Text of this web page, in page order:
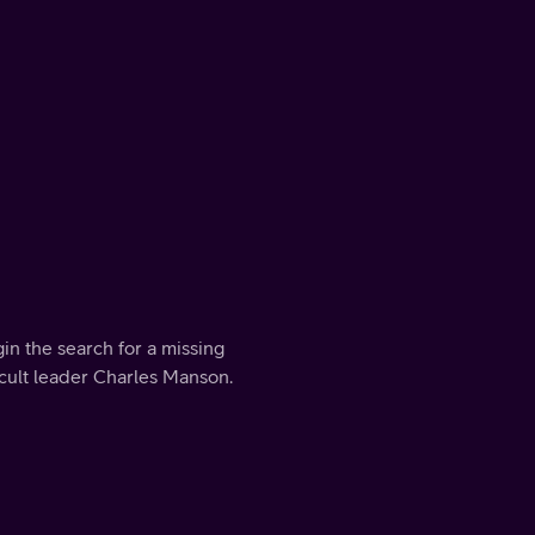
the search for a missing
leader Charles Manson.